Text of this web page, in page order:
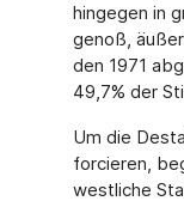
hingegen in
genoß,
den 1971
49,7% der
Um die
forcieren,
westliche